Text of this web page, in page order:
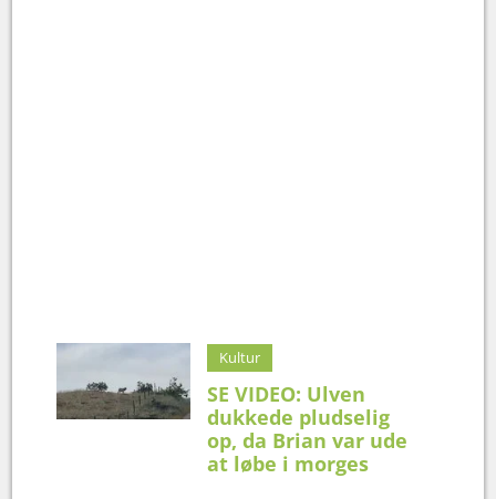
Kultur
SE VIDEO: Ulven
dukkede pludselig
op, da Brian var ude
at løbe i morges